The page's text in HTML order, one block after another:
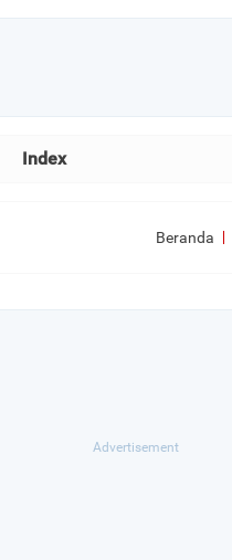
Index
Beranda